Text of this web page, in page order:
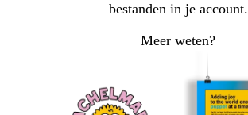
bestanden in je account.
Meer weten?